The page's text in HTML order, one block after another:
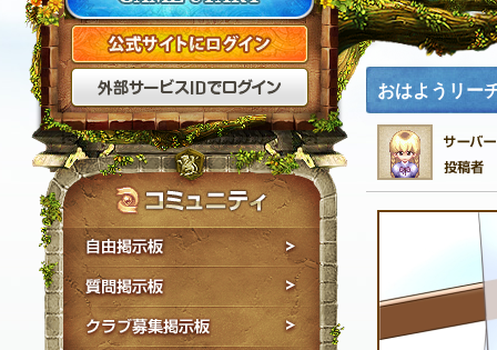
公式サイトにログイン
外部サービスIDでログ
クラブ募集掲示板
おはようリー